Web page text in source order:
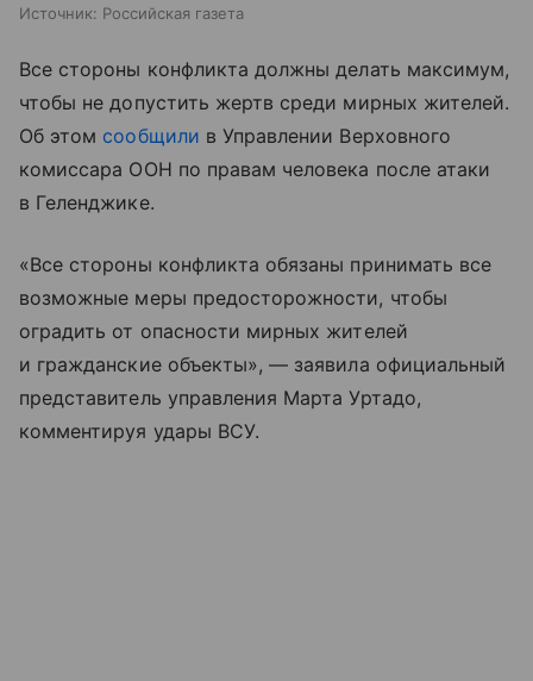
Источник: Российская газета
Все стороны конфликта должны делать максимум,
чтобы не допустить жертв среди мирных жителей.
Об этом сообщили в Управлении Верховного
комиссара ООН по правам человека после атаки
в Геленджике.
«Все стороны конфликта обязаны принимать все
возможные меры предосторожности, чтобы
оградить от опасности мирных жителей
и гражданские объекты», — заявила официальный
представитель управления Марта Уртадо,
комментируя удары ВСУ.